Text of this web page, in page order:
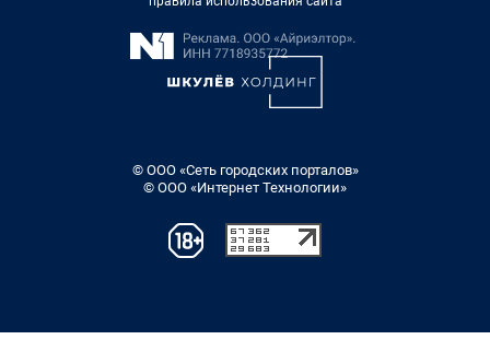
© ООО «Сеть городских порталов»
© ООО «Интернет Технологии»